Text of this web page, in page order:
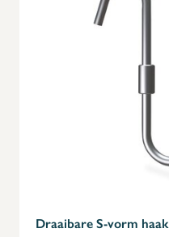
Draaibare S-vorm haak